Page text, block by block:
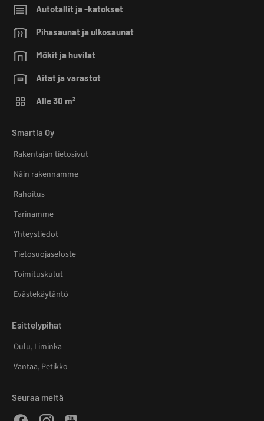
Autotallit ja -katokset
Pihasaunat ja ulkosaunat
Mökit ja huvilat
Aitat ja varastot
Alle 30 m²
Smartia Oy
Rakentajan tietosivut
Näin rakennamme
Rahoitus
Tarinamme
Yhteystiedot
Tietosuojaseloste
Toimituskulut
Evästekäytäntö
Esittelypihat
Oulu, Liminka
Vantaa, Petikko
Seuraa meitä